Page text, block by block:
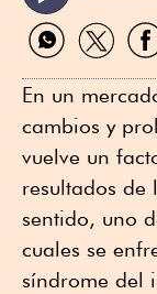
Compartir
por
Compartir
por
por
En un
cambios y
vuelve un
resultados de
sentido, uno
cuales se
síndrome del